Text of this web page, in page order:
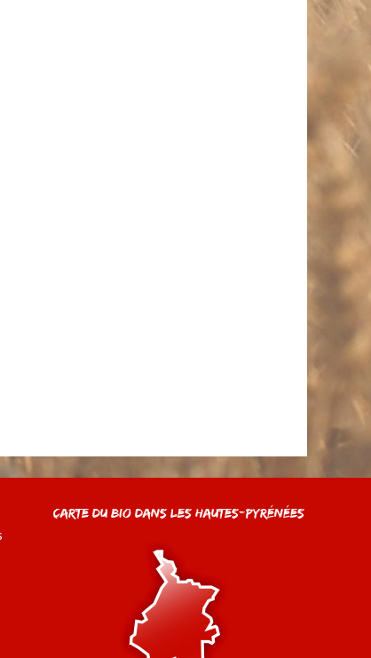
Carte du Bio dans les Hautes-Pyrénées